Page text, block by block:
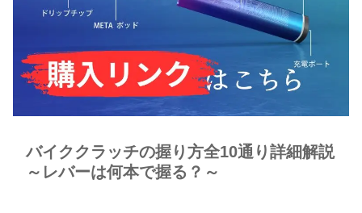
バイククラッチの握り方全10通り詳細解説
～レバーは何本で握る？～